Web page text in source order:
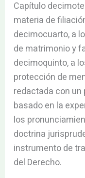
Capítulo
materia de
decimocuarto, a
de matrimonio y
decimoquinto, a
protección de
redactada con
basado en la
los
doctrina
instrumento de
del Derecho.